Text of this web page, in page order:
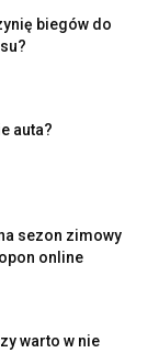
biegów do
auta?
sezon zimowy
online
warto w nie